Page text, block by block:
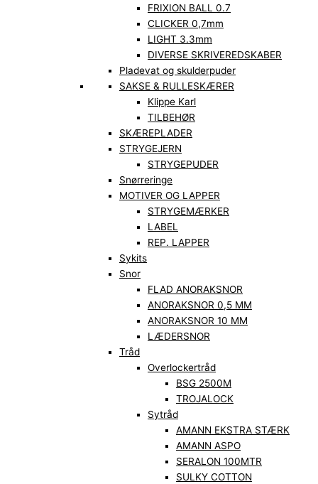
FRIXION BALL 0.7
CLICKER 0,7mm
LIGHT 3.3mm
DIVERSE SKRIVEREDSKABER
Pladevat og skulderpuder
SAKSE & RULLESKÆRER
Klippe Karl
TILBEHØR
SKÆREPLADER
STRYGEJERN
STRYGEPUDER
Snørreringe
MOTIVER OG LAPPER
STRYGEMÆRKER
LABEL
REP. LAPPER
Sykits
Snor
FLAD ANORAKSNOR
ANORAKSNOR 0,5 MM
ANORAKSNOR 10 MM
LÆDERSNOR
Tråd
Overlockertråd
BSG 2500M
TROJALOCK
Sytråd
AMANN EKSTRA STÆRK
AMANN ASPO
SERALON 100MTR
SULKY COTTON